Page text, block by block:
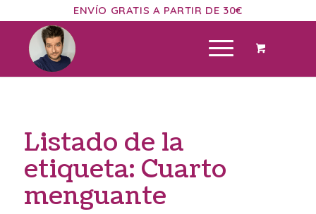
ENVÍO GRATIS A PARTIR DE 30€
Listado de la
etiqueta: Cuarto
menguante